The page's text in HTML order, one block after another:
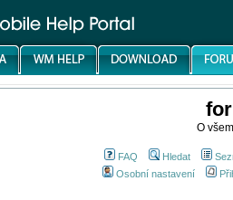
O
FAQ Hledat
Osobní nastavení